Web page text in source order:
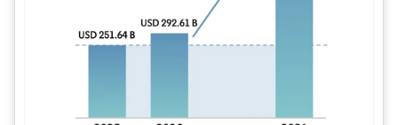
画像 © Mordor Intelligence。再利用には